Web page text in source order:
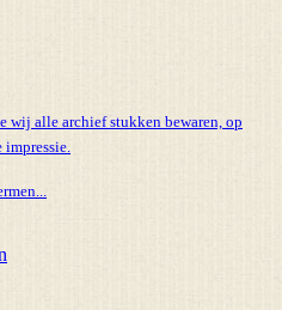
wij alle archief stukken bewaren, op
impressie.